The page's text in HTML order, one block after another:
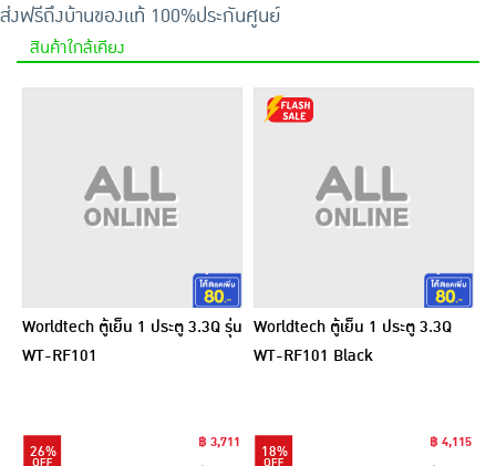
ส่งฟรีถึงบ้านของแท้ 100%ประกันศูนย์
สินค้าใกล้เคียง
Worldtech ตู้เย็น 1 ประตู 3.3Q รุ่น
WT-RF101
26%
฿ 3,711
Worldtech ตู้เย็น 1 ประตู 3.3Q
WT-RF101 Black
18%
฿ 4,115